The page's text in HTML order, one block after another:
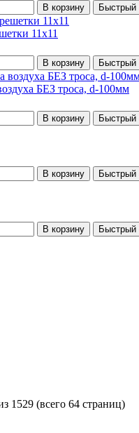
В корзину Быстрый
11х11
В корзину Быстрый
БЕЗ троса, d-100мм
В корзину Быстрый
В корзину Быстрый
В корзину Быстрый
1529 (всего 64 страниц)